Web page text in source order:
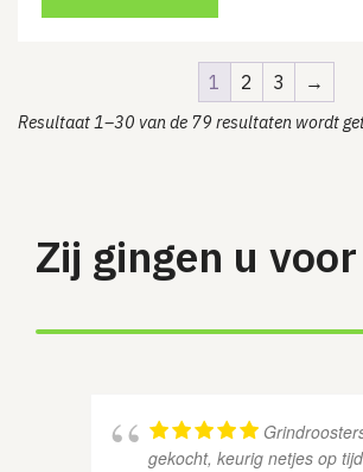
1 2 3 →
Resultaat 1–30 van de 79 resultaten wordt
Zij gingen u voor
gekocht, keurig netjes op tijd